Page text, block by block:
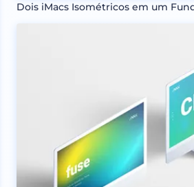
Dois iMacs Isométricos em um